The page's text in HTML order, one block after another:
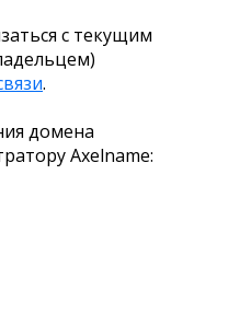
с текущим
.
домена
Axelname: